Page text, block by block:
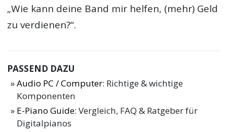
„Wie kann deine Band mir helfen, (mehr) Geld
zu verdienen?“.
PASSEND DAZU
Audio PC / Computer: Richtige & wichtige
Komponenten
E-Piano Guide: Vergleich, FAQ & Ratgeber für
Digitalpianos